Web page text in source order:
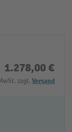
1.278,00 €
zzgl. Versand